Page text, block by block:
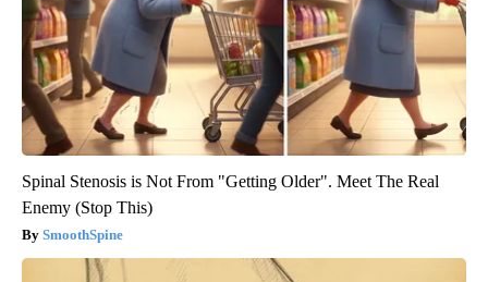
Spinal Stenosis is Not From "Getting Older". Meet The Real
Enemy (Stop This)
SmoothSpine